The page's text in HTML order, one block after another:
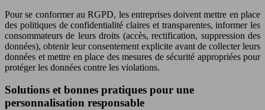
Pour se conformer au RGPD, les entreprises doivent mettre en place
des politiques de confidentialité claires et transparentes, informer les
consommateurs de leurs droits (accès, rectification, suppression des
données), obtenir leur consentement explicite avant de collecter leurs
données et mettre en place des mesures de sécurité appropriées pour
protéger les données contre les violations.
Solutions et bonnes pratiques pour une
personnalisation responsable